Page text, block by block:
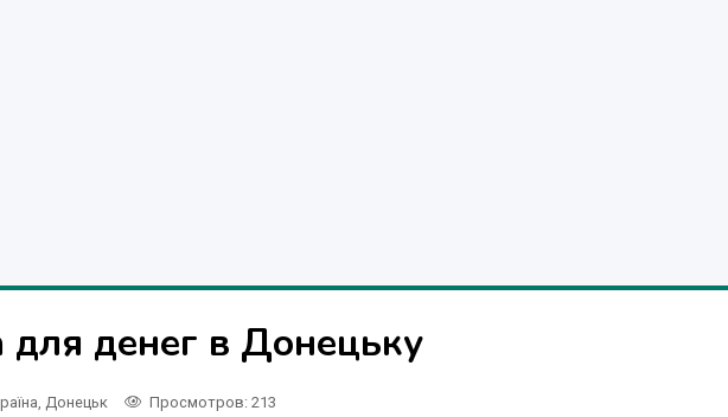
денег в Донецьку
Донецьк Просмотров: 213